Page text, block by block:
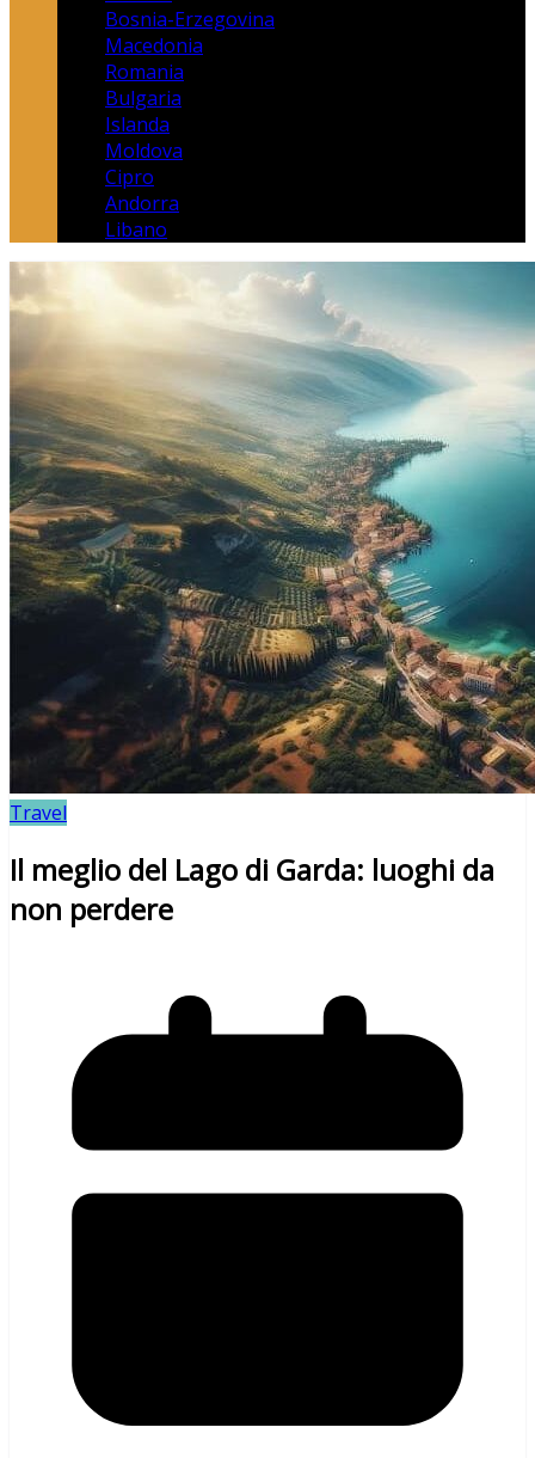
Bosnia-Erzegovina
Macedonia
Romania
Bulgaria
Islanda
Moldova
Cipro
Andorra
Libano
Travel
Il meglio del Lago di Garda: luoghi da
non perdere